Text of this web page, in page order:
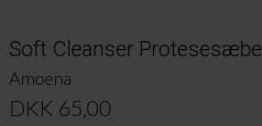
Soft Cleanser Protesesæbe
Amoena
DKK 65,00